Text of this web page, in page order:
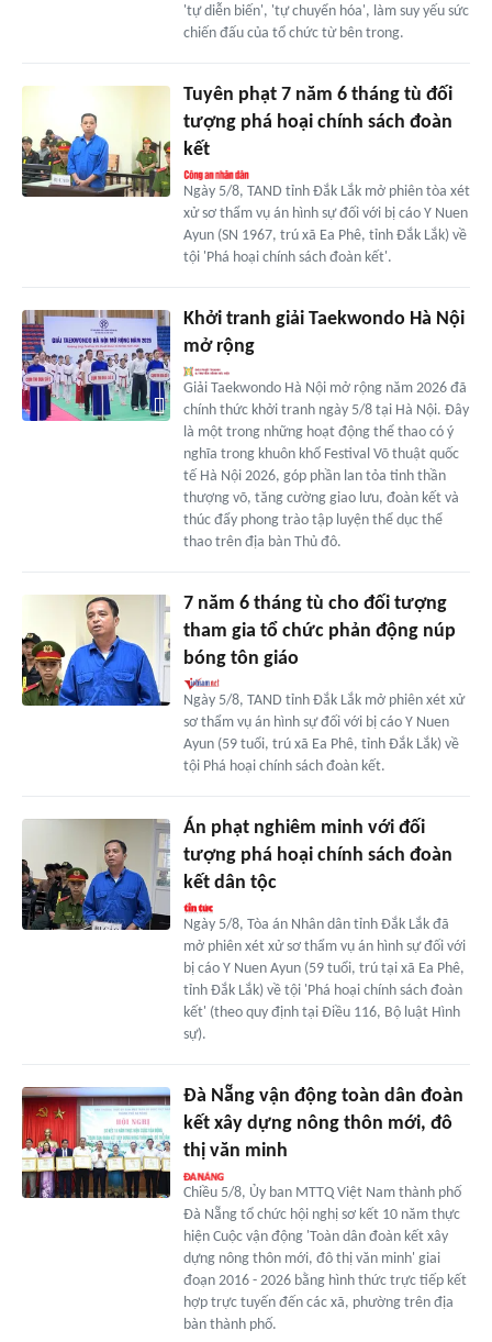
'tự diễn biến', 'tự chuyển hóa', làm suy yếu sức
chiến đấu của tổ chức từ bên trong.
Tuyên phạt 7 năm 6 tháng tù đối
tượng phá hoại chính sách đoàn
kết
Ngày 5/8, TAND tỉnh Đắk Lắk mở phiên tòa xét
xử sơ thẩm vụ án hình sự đối với bị cáo Y Nuen
Ayun (SN 1967, trú xã Ea Phê, tỉnh Đắk Lắk) về
tội 'Phá hoại chính sách đoàn kết'.
Khởi tranh giải Taekwondo Hà Nội
mở rộng
Giải Taekwondo Hà Nội mở rộng năm 2026 đã
chính thức khởi tranh ngày 5/8 tại Hà Nội. Đây
là một trong những hoạt động thể thao có ý
nghĩa trong khuôn khổ Festival Võ thuật quốc
tế Hà Nội 2026, góp phần lan tỏa tinh thần
thượng võ, tăng cường giao lưu, đoàn kết và
thúc đẩy phong trào tập luyện thể dục thể
thao trên địa bàn Thủ đô.
7 năm 6 tháng tù cho đối tượng
tham gia tổ chức phản động núp
bóng tôn giáo
Ngày 5/8, TAND tỉnh Đắk Lắk mở phiên xét xử
sơ thẩm vụ án hình sự đối với bị cáo Y Nuen
Ayun (59 tuổi, trú xã Ea Phê, tỉnh Đắk Lắk) về
tội Phá hoại chính sách đoàn kết.
Án phạt nghiêm minh với đối
tượng phá hoại chính sách đoàn
kết dân tộc
Ngày 5/8, Tòa án Nhân dân tỉnh Đắk Lắk đã
mở phiên xét xử sơ thẩm vụ án hình sự đối với
bị cáo Y Nuen Ayun (59 tuổi, trú tại xã Ea Phê,
tỉnh Đắk Lắk) về tội 'Phá hoại chính sách đoàn
kết' (theo quy định tại Điều 116, Bộ luật Hình
sự).
Đà Nẵng vận động toàn dân đoàn
kết xây dựng nông thôn mới, đô
thị văn minh
Chiều 5/8, Ủy ban MTTQ Việt Nam thành phố
Đà Nẵng tổ chức hội nghị sơ kết 10 năm thực
hiện Cuộc vận động 'Toàn dân đoàn kết xây
dựng nông thôn mới, đô thị văn minh' giai
đoạn 2016 - 2026 bằng hình thức trực tiếp kết
hợp trực tuyến đến các xã, phường trên địa
bàn thành phố.